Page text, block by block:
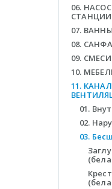
06.
СТАНЦИИ
07.
08.
09.
10.
11.
01.
02.
03.